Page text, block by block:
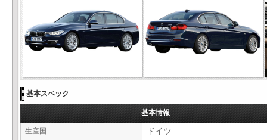
基本スペック
基本情報
生産国 ドイツ